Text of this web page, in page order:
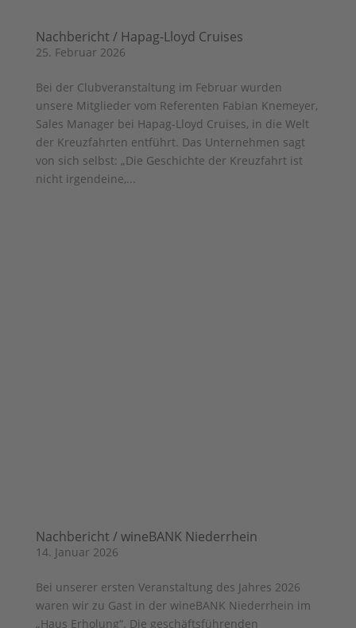
Nachbericht / Hapag-Lloyd Cruises
25. Februar 2026
Bei der Clubveranstaltung im Februar wurden
unsere Mitglieder vom Referenten Fabian Knemeyer,
Sales Manager bei Hapag-Lloyd Cruises, in die Welt
der Kreuzfahrten entführt. Das Unternehmen sagt
von sich selbst: „Die Geschichte der Kreuzfahrt ist
nicht irgendeine,...
Nachbericht / wineBANK Niederrhein
14. Januar 2026
Bei unserer ersten Veranstaltung des Jahres 2026
waren wir zu Gast in der wineBANK Niederrhein im
„Haus Erholung“. Die geschäftsführenden